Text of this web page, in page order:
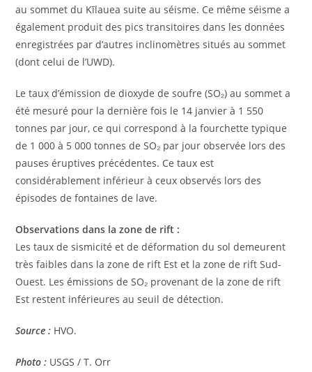
au sommet du Kīlauea suite au séisme. Ce même séisme a
également produit des pics transitoires dans les données
enregistrées par d’autres inclinomètres situés au sommet
(dont celui de l’UWD).
Le taux d’émission de dioxyde de soufre (SO₂) au sommet a
été mesuré pour la dernière fois le 14 janvier à 1 550
tonnes par jour, ce qui correspond à la fourchette typique
de 1 000 à 5 000 tonnes de SO₂ par jour observée lors des
pauses éruptives précédentes. Ce taux est
considérablement inférieur à ceux observés lors des
épisodes de fontaines de lave.
Observations dans la zone de rift :
Les taux de sismicité et de déformation du sol demeurent
très faibles dans la zone de rift Est et la zone de rift Sud-
Ouest. Les émissions de SO₂ provenant de la zone de rift
Est restent inférieures au seuil de détection.
Source : HVO.
Photo : USGS / T. Orr